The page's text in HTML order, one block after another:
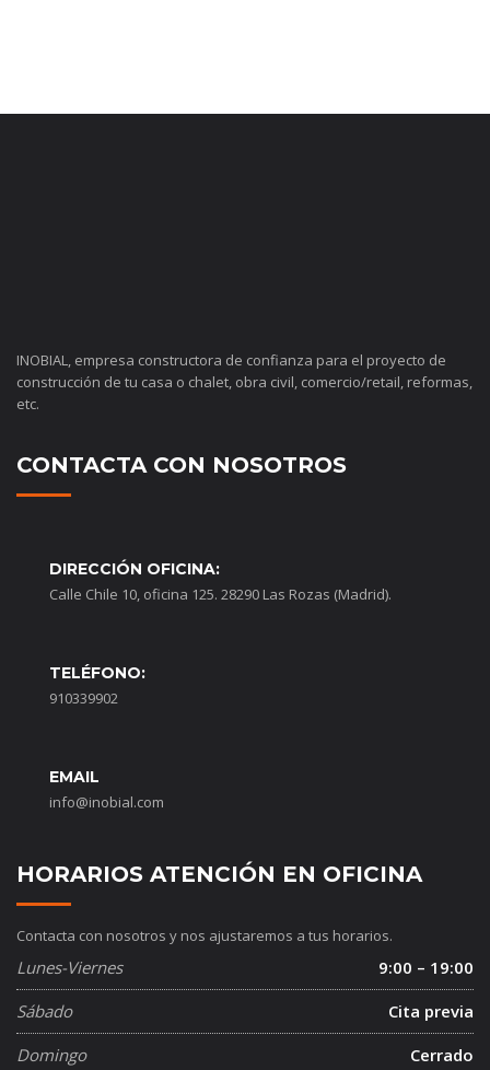
INOBIAL, empresa constructora de confianza para el proyecto de
construcción de tu casa o chalet, obra civil, comercio/retail, reformas,
etc.
CONTACTA CON NOSOTROS
DIRECCIÓN OFICINA:
Calle Chile 10, oficina 125. 28290 Las Rozas (Madrid).
TELÉFONO:
910339902
EMAIL
info@inobial.com
HORARIOS ATENCIÓN EN OFICINA
Contacta con nosotros y nos ajustaremos a tus horarios.
Lunes-Viernes
9:00 – 19:00
Sábado
Cita previa
Domingo
Cerrado